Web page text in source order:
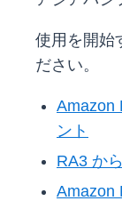
使用を開始
ださい。
Amazon
ント
RA3 か
Amazon